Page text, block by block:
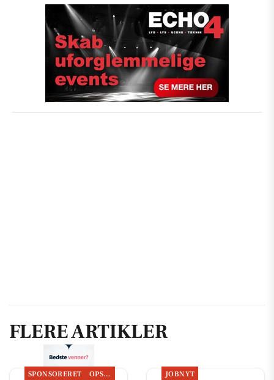
FLERE ARTIKLER
SPONSORERET OPSLAGSTAVLEN JOBNYT